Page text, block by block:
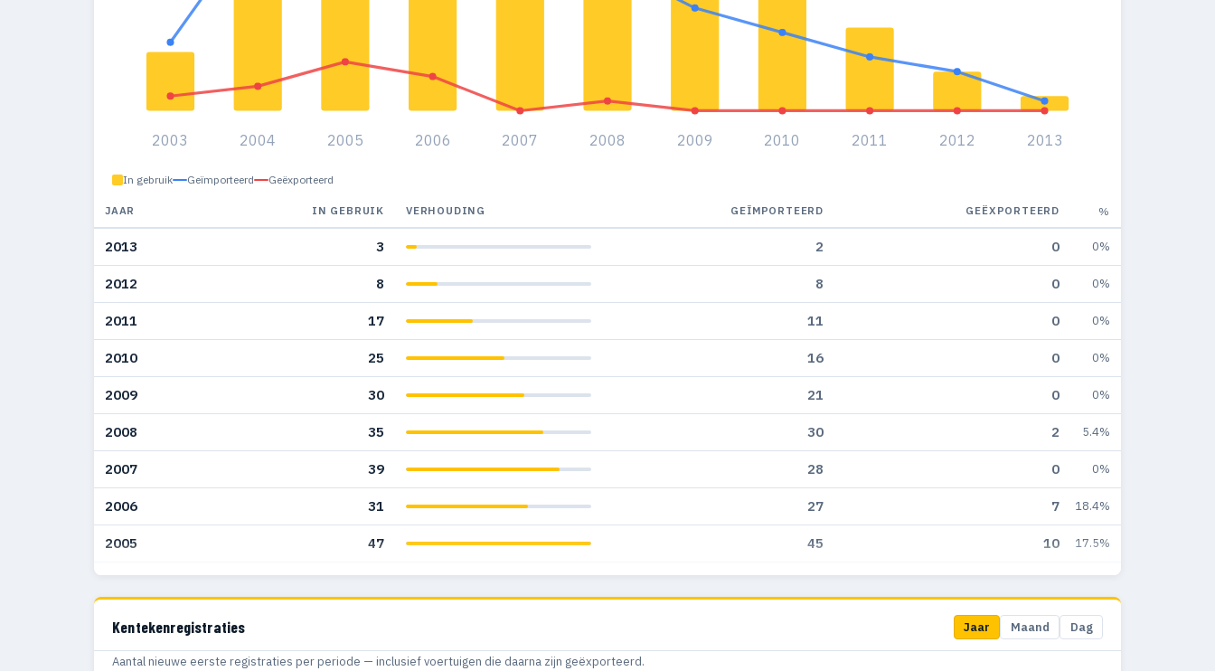
2003 2004 2005 2006 2007 2008 2009 2010 2011 2012 2013
In gebruik Geïmporteerd Geëxporteerd
JAAR IN GEBRUIK VERHOUDING GEÏMPORTEERD GEËXPORTEERD %
2013 3 2 0 0%
2012 8 8 0 0%
2011 17 11 0 0%
2010 25 16 0 0%
2009 30 21 0 0%
2008 35 30 2 5.4%
2007 39 28 0 0%
2006 31 27 7 18.4%
2005 47 45 10 17.5%
2004 43 39 5
3 20%
Kentekenregistraties Jaar Maand Dag
Aantal nieuwe eerste registraties per periode — inclusief voertuigen die daarna zijn geëxporteerd.